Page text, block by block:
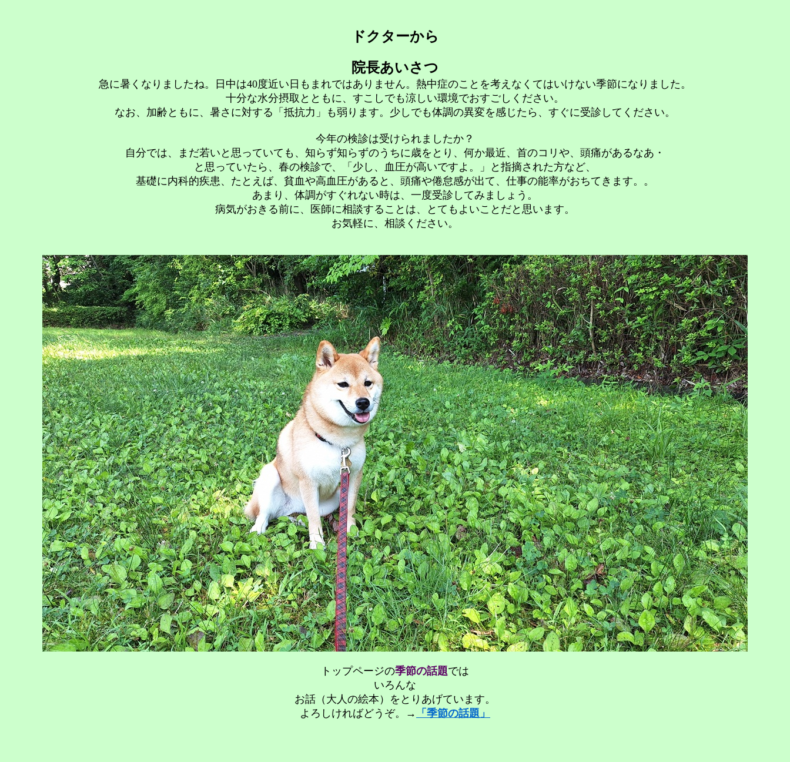
ドクターから
院長あいさつ
急に暑くなりましたね。日中は40度近い日もまれではありません。熱中症のことを考えなくてはいけない季節になりました。
十分な水分摂取とともに、すこしでも涼しい環境でおすごしください。
なお、加齢ともに、暑さに対する「抵抗力」も弱ります。少しでも体調の異変を感じたら、すぐに受診してください。
今年の検診は受けられましたか？
自分では、まだ若いと思っていても、知らず知らずのうちに歳をとり、何か最近、首のコリや、頭痛があるなあ・
と思っていたら、春の検診で、「少し、血圧が高いですよ。」と指摘された方など、
基礎に内科的疾患、たとえば、貧血や高血圧があると、頭痛や倦怠感が出て、仕事の能率がおちてきます。。
あまり、体調がすぐれない時は、一度受診してみましょう。
病気がおきる前に、医師に相談することは、とてもよいことだと思います。
お気軽に、相談ください。
トップページの季節の話題では
いろんな
お話（大人の絵本）をとりあげています。
よろしければどうぞ。→
「季節の話題」